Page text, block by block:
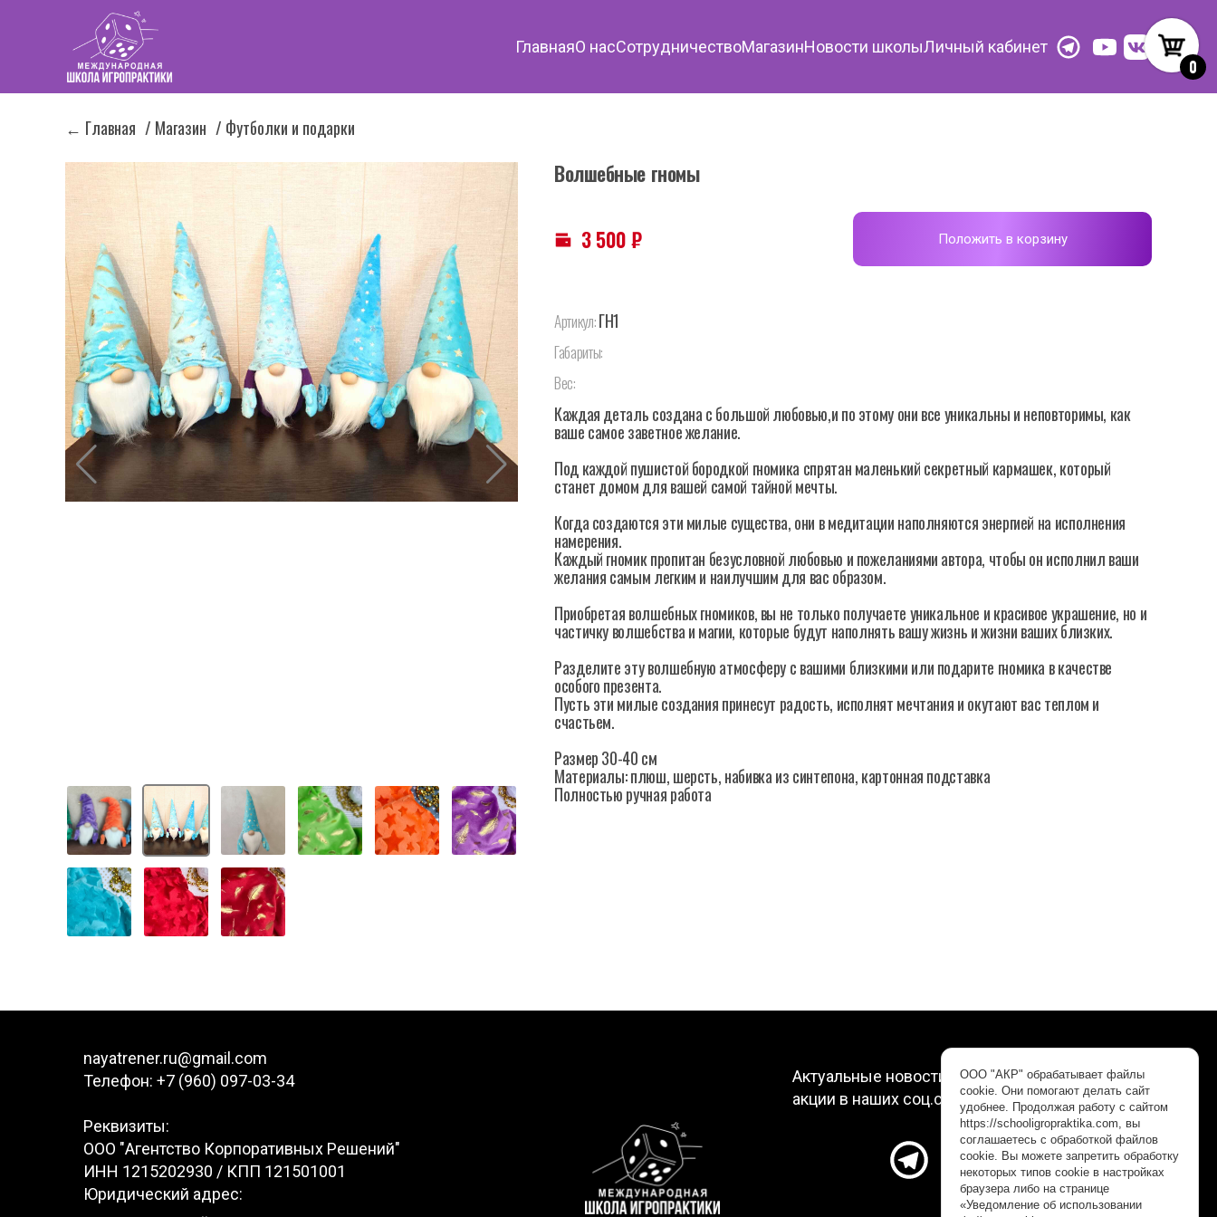
ГлавнаяО насСотрудничествоМагазинНовости школыЛичный кабинет
← Главная / Магазин / Футболки и подарки
Волшебные гномы
3 500₽ Положить в корзину
Артикул:ГН1
Габариты:
Вес:
Каждая деталь создана с большой любовью,и по этому они все уникальны и неповторимы, как
ваше самое заветное желание.
Под каждой пушистой бородкой гномика спрятан маленький секретный кармашек, который
станет домом для вашей самой тайной мечты.
Когда создаются эти милые существа, они в медитации наполняются энергией на исполнения
намерения.
Каждый гномик пропитан безусловной любовью и пожеланиями автора, чтобы он исполнил ваши
желания самым легким и наилучшим для вас образом.
Приобретая волшебных гномиков, вы не только получаете уникальное и красивое украшение, но и
частичку волшебства и магии, которые будут наполнять вашу жизнь и жизни ваших близких.
Разделите эту волшебную атмосферу с вашими близкими или подарите гномика в качестве
особого презента.
Пусть эти милые создания принесут радость, исполнят мечтания и окутают вас теплом и
счастьем.
Размер 30-40 см
Материалы: плюш, шерсть, набивка из синтепона, картонная подставка
Полностью ручная работа
0
nayatrener.ru@gmail.com
Телефон: +7 (960) 097-03-34
Реквизиты:
ООО "Агентство Корпоративных Решений"
ИНН 1215202930 / КПП 121501001
Юридический адрес:
Актуальные новости, интересные видео и
акции в наших соц.сетях. Подписывайтесь!
ООО "АКР" обрабатывает файлы
cookie. Они помогают делать сайт
удобнее. Продолжая работу с сайтом
https://schooligropraktika.com, вы
соглашаетесь с обработкой файлов
cookie. Вы можете запретить обработку
некоторых типов cookie в настройках
браузера либо на странице
«Уведомление об использовании